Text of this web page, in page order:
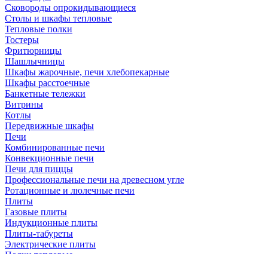
Сковороды опрокидывающиеся
Столы и шкафы тепловые
Тепловые полки
Тостеры
Фритюрницы
Шашлычницы
Шкафы жарочные, печи хлебопекарные
Шкафы расстоечные
Банкетные тележки
Витрины
Котлы
Передвижные шкафы
Печи
Комбинированные печи
Конвекционные печи
Печи для пиццы
Профессиональные печи на древесном угле
Ротационные и люлечные печи
Плиты
Газовые плиты
Индукционные плиты
Плиты-табуреты
Электрические плиты